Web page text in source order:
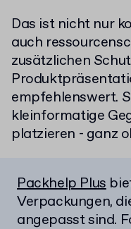
Das ist nicht nur
auch
zusätzlichen
empfehlenswert.
kleinformatige
platzieren - ganz
Packhelp Plus
Verpackungen,
angepasst sind.